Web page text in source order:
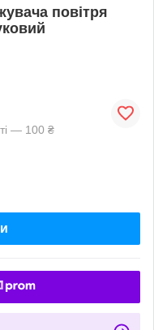
повітря
— 100 ₴